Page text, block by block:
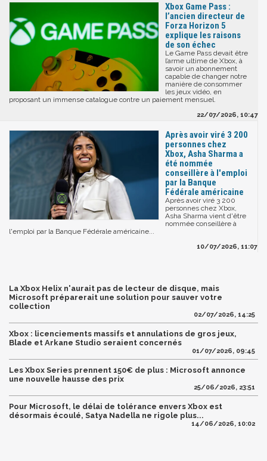
Xbox Game Pass :
l’ancien directeur de
Forza Horizon 5
explique les raisons
de son échec
Le Game Pass devait être
l’arme ultime de Xbox, à
savoir un abonnement
capable de changer notre
manière de consommer
les jeux vidéo, en
proposant un immense catalogue contre un paiement mensuel.
22/07/2026, 10:47
Après avoir viré 3 200
personnes chez
Xbox, Asha Sharma a
été nommée
conseillère à l'emploi
par la Banque
Fédérale américaine
Après avoir viré 3 200
personnes chez Xbox,
Asha Sharma vient d'être
nommée conseillère à
l'emploi par la Banque Fédérale américaine...
10/07/2026, 11:07
La Xbox Helix n'aurait pas de lecteur de disque, mais
Microsoft préparerait une solution pour sauver votre
collection
02/07/2026, 14:25
Xbox : licenciements massifs et annulations de gros jeux,
Blade et Arkane Studio seraient concernés
01/07/2026, 09:45
Les Xbox Series prennent 150€ de plus : Microsoft annonce
une nouvelle hausse des prix
25/06/2026, 23:51
Pour Microsoft, le délai de tolérance envers Xbox est
désormais écoulé, Satya Nadella ne rigole plus...
14/06/2026, 10:02